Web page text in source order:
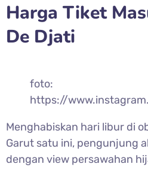
Harga Tiket
De Djati
foto:
https://
Menghabiskan hari libur di
Garut satu ini, pengunjung
dengan view persawahan